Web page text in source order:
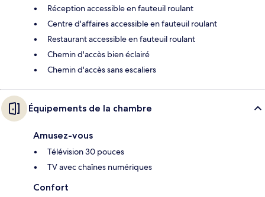
Réception accessible en fauteuil roulant
Centre d'affaires accessible en fauteuil roulant
Restaurant accessible en fauteuil roulant
Chemin d'accès bien éclairé
Chemin d'accès sans escaliers
Équipements de la chambre
Amusez-vous
Télévision 30 pouces
TV avec chaînes numériques
Confort